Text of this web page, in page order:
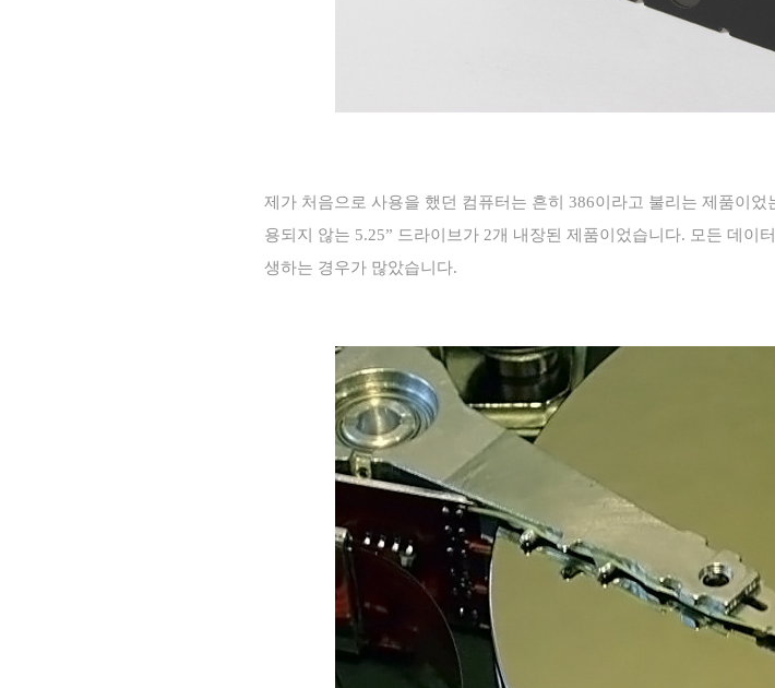
제가 처음으로 사용을 했던 컴퓨터는 흔히 386이라고 불리는 제품이었
용되지 않는 5.25” 드라이브가 2개 내장된 제품이었습니다. 모든 데이
생하는 경우가 많았습니다.